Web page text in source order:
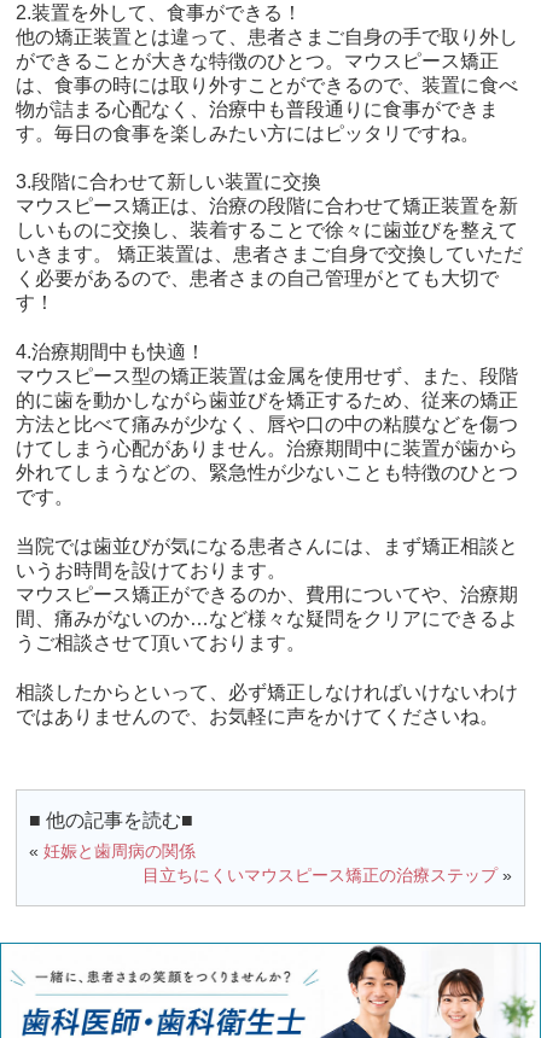
2.装置を外して、食事ができる！
他の矯正装置とは違って、患者さまご自身の手で取り外し
ができることが大きな特徴のひとつ。マウスピース矯正
は、食事の時には取り外すことができるので、装置に食べ
物が詰まる心配なく、治療中も普段通りに食事ができま
す。毎日の食事を楽しみたい方にはピッタリですね。
3.段階に合わせて新しい装置に交換
マウスピース矯正は、治療の段階に合わせて矯正装置を新
しいものに交換し、装着することで徐々に歯並びを整えて
いきます。 矯正装置は、患者さまご自身で交換していただ
く必要があるので、患者さまの自己管理がとても大切で
す！
4.治療期間中も快適！
マウスピース型の矯正装置は金属を使用せず、また、段階
的に歯を動かしながら歯並びを矯正するため、従来の矯正
方法と比べて痛みが少なく、唇や口の中の粘膜などを傷つ
けてしまう心配がありません。治療期間中に装置が歯から
外れてしまうなどの、緊急性が少ないことも特徴のひとつ
です。
当院では歯並びが気になる患者さんには、まず矯正相談と
いうお時間を設けております。
マウスピース矯正ができるのか、費用についてや、治療期
間、痛みがないのか…など様々な疑問をクリアにできるよ
うご相談させて頂いております。
相談したからといって、必ず矯正しなければいけないわけ
ではありませんので、お気軽に声をかけてくださいね。
■ 他の記事を読む■
«妊娠と歯周病の関係
目立ちにくいマウスピース矯正の治療ステップ»